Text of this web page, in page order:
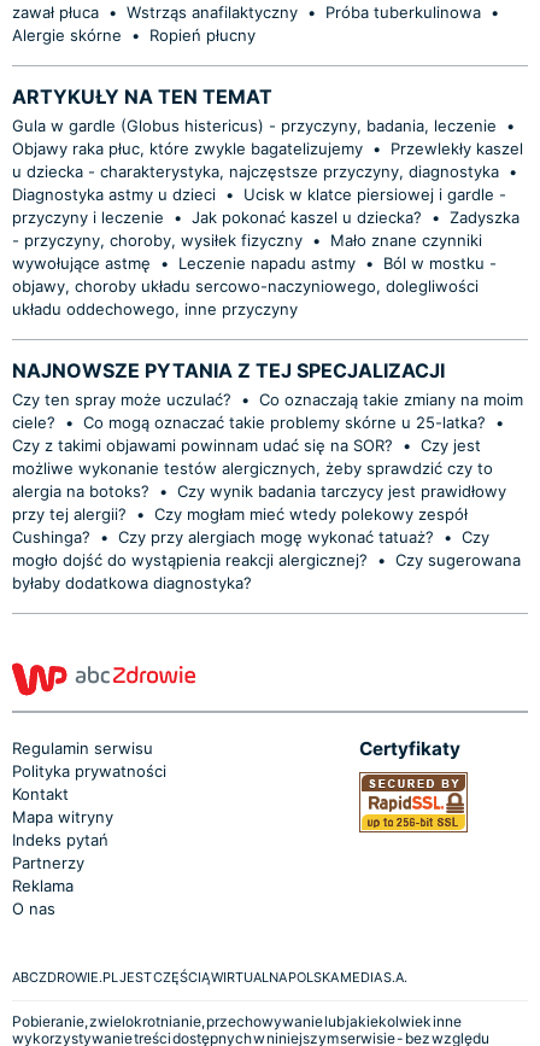
zawał płuca • Wstrząs anafilaktyczny • Próba tuberkulinowa •
Alergie skórne
• Ropień płucny
ARTYKUŁY NA TEN TEMAT
Gula w gardle (Globus histericus) - przyczyny, badania, leczenie
•
Objawy raka płuc, które zwykle bagatelizujemy •
Przewlekły kaszel
u dziecka - charakterystyka, najczęstsze przyczyny, diagnostyka •
Diagnostyka astmy u dzieci •
Ucisk w klatce piersiowej i gardle -
przyczyny i leczenie
• Jak pokonać kaszel u dziecka? • Zadyszka
- przyczyny, choroby, wysiłek fizyczny •
Mało znane czynniki
wywołujące astmę
• Leczenie napadu astmy •
Ból w mostku -
objawy, choroby układu sercowo-naczyniowego, dolegliwości
układu oddechowego, inne przyczyny
NAJNOWSZE PYTANIA Z TEJ SPECJALIZACJI
Czy ten spray może uczulać? • Co oznaczają takie zmiany na moim
ciele?
• Co mogą oznaczać takie problemy skórne u 25-latka?
•
Czy z takimi objawami powinnam udać się na SOR?
• Czy jest
możliwe wykonanie testów alergicznych, żeby sprawdzić czy to
alergia na botoks?
• Czy wynik badania tarczycy jest prawidłowy
przy tej alergii?
• Czy mogłam mieć wtedy polekowy zespół
Cushinga?
• Czy przy alergiach mogę wykonać tatuaż? • Czy
mogło dojść do wystąpienia reakcji alergicznej?
• Czy sugerowana
byłaby dodatkowa diagnostyka?
Regulamin serwisu
Polityka prywatności
Kontakt
Mapa witryny
Indeks pytań
Partnerzy
Reklama
O nas
Certyfikaty
ABCZDROWIE.PL JEST CZĘŚCIĄ WIRTUALNA POLSKA MEDIA S.A.
Pobieranie, zwielokrotnianie, przechowywanie lub jakiekolwiek inne
wykorzystywanie treści dostępnych w niniejszym serwisie - bez względu